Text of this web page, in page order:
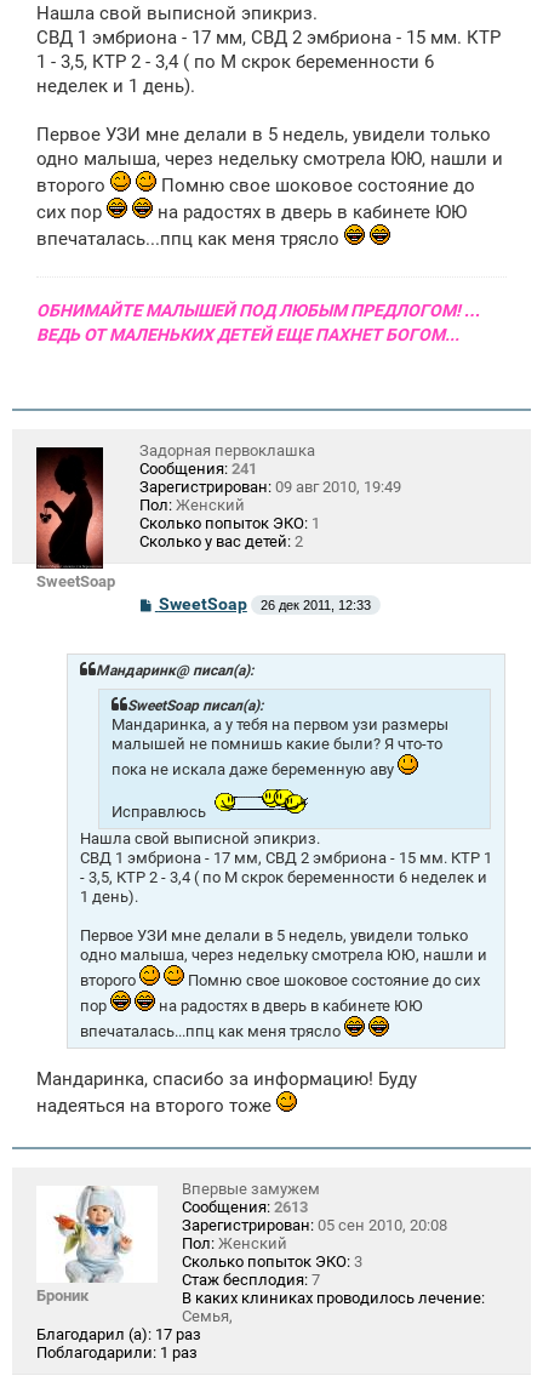
Нашла свой выписной эпикриз.
СВД 1 эмбриона - 17 мм, СВД 2 эмбриона - 15 мм. КТР
1 - 3,5, КТР 2 - 3,4 ( по М скрок беременности 6
неделек и 1 день).
Первое УЗИ мне делали в 5 недель, увидели только
одно малыша, через недельку смотрела ЮЮ, нашли и
второго
Помню свое шоковое состояние до
сих пор
на радостях в дверь в кабинете ЮЮ
впечаталась...ппц как меня трясло
ОБНИМАЙТЕ МАЛЫШЕЙ ПОД ЛЮБЫМ ПРЕДЛОГОМ! …
ВЕДЬ ОТ МАЛЕНЬКИХ ДЕТЕЙ ЕЩЕ ПАХНЕТ БОГОМ...
SweetSoap
Задорная первоклашка
Сообщения: 241
Зарегистрирован: 09 авг 2010, 19:49
Пол: Женский
Сколько попыток ЭКО: 1
Сколько у вас детей: 2
С
о
б
щ
е
н
и
SweetSoap 26 дек 2011, 12:33
Мандаринк@ писал(а):
SweetSoap писал(а):
Мандаринка, а у тебя на первом узи размеры
малышей не помнишь какие были? Я что-то
пока не искала даже беременную аву
Исправлюсь
Нашла свой выписной эпикриз.
СВД 1 эмбриона - 17 мм, СВД 2 эмбриона - 15 мм. КТР 1
- 3,5, КТР 2 - 3,4 ( по М скрок беременности 6 неделек и
1 день).
Первое УЗИ мне делали в 5 недель, увидели только
одно малыша, через недельку смотрела ЮЮ, нашли и
второго
Помню свое шоковое состояние до сих
пор
на радостях в дверь в кабинете ЮЮ
впечаталась...ппц как меня трясло
Мандаринка, спасибо за информацию! Буду
надеяться на второго тоже
Броник
Впервые замужем
Сообщения: 2613
Зарегистрирован: 05 сен 2010, 20:08
Пол: Женский
Сколько попыток ЭКО: 3
Стаж бесплодия: 7
В каких клиниках проводилось лечение:
Семья,
Благодарил (а): 17 раз
Поблагодарили: 1 раз